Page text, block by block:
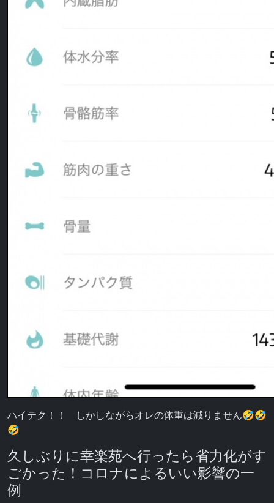
ハイテク！！ しかしながらオレの体重は減りません🤣🤣
🤣
久しぶりに幸楽苑へ行ったら省力化がす
ごかった！コロナによるいい影響の一
例